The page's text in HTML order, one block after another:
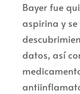
Bayer fue
aspirina y
datos, así